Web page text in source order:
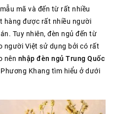
mã và đến từ rất nhiều
hàng được rất nhiều người
Tuy nhiên, đèn ngủ đến từ
người Việt sử dụng bởi có rất
nên nhập đèn ngủ Trung Quốc
Phương Khang tìm hiểu ở dưới